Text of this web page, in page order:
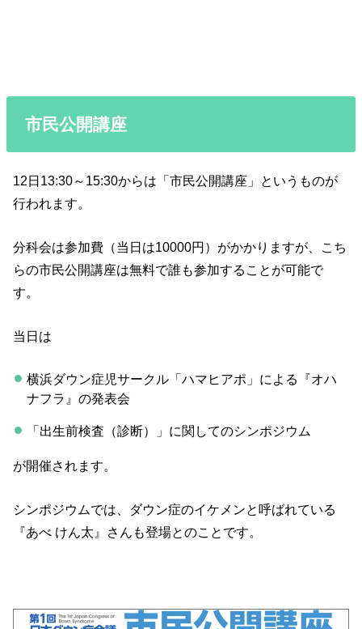
市民公開講座
12日13:30～15:30からは「市民公開講座」というものが
行われます。
分科会は参加費（当日は10000円）がかかりますが、こち
らの市民公開講座は無料で誰も参加することが可能で
す。
当日は
横浜ダウン症児サークル「ハマヒアポ」による『オハ
ナフラ』の発表会
「出生前検査（診断）」に関してのシンポジウム
が開催されます。
シンポジウムでは、ダウン症のイケメンと呼ばれている
『あべ けん太』さんも登場とのことです。